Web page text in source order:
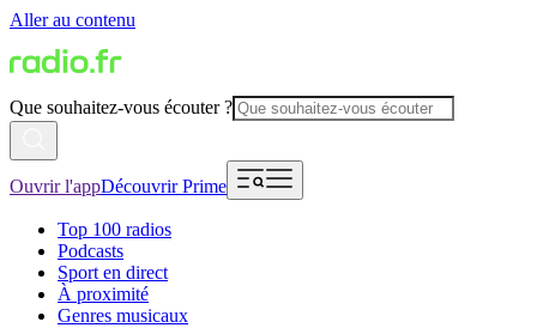
Aller au contenu
Que souhaitez-vous écouter ?
Ouvrir l'appDécouvrir Prime
Top 100 radios
Podcasts
Sport en direct
À proximité
Genres musicaux